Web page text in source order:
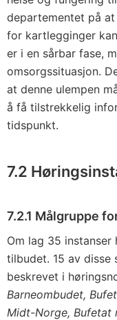
departementet på
for kartlegginger
er i en sårbar fase,
omsorgssituasjon.
at denne ulempen
å få tilstrekkelig
tidspunkt.
7.2
7.2.1 Målgruppe
Om lag 35
tilbudet. 15 av
beskrevet i
Barneombudet,
Midt-Norge, Bufetat